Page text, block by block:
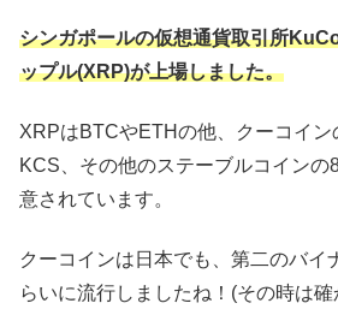
シンガポールの仮想通貨取引所
ップル(XRP)が上場しました。
XRPはBTCやETHの他、クーコイン
KCS、その他のステーブルコインの
意されています。
クーコインは日本でも、第二のバイ
らいに流行しましたね！(その時は